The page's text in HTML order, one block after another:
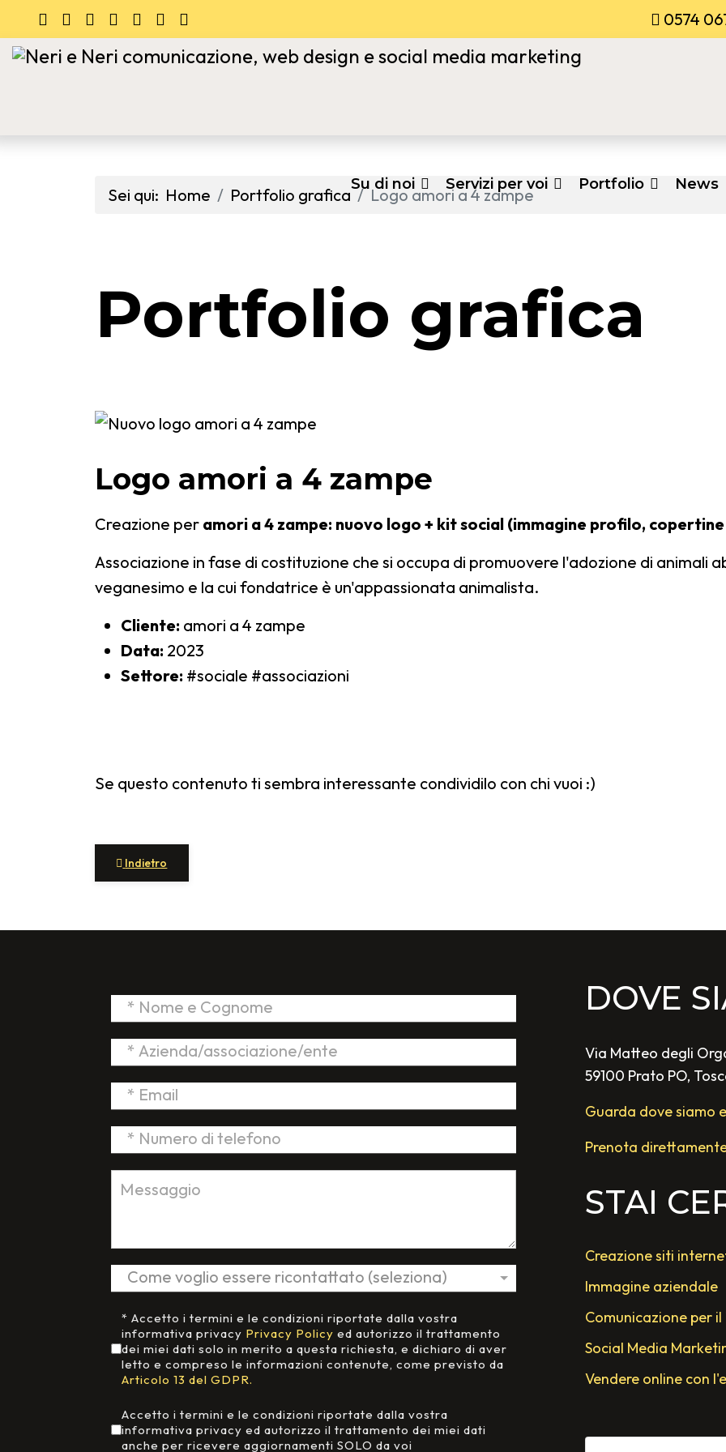
0574
Su di noi Servizi per voi Portfolio News
Sei qui: Home Portfolio grafica Logo amori a 4 zampe
Portfolio grafica
Logo amori a 4 zampe
Creazione per amori a 4 zampe: nuovo logo + kit social (immagine profilo,
Associazione in fase di costituzione che si occupa di promuovere l'adozione di animali
veganesimo e la cui fondatrice è un'appassionata animalista.
Cliente: amori a 4 zampe
Data: 2023
Settore: #sociale #associazioni
Se questo contenuto ti sembra interessante condividilo con chi vuoi :)
Articolo precedente: Nuovo logo Giacomo Bartolozzi
Indietro
Accettazione Privacy*
* Accetto i termini e le condizioni riportate dalla vostra
informativa privacy Privacy Policy ed autorizzo il trattamento
dei miei dati solo in merito a questa richiesta, e dichiaro di aver
letto e compreso le informazioni contenute, come previsto da
Articolo 13 del GDPR.
Aggiornamenti da Neri&Neri
Accetto i termini e le condizioni riportate dalla vostra
informativa privacy ed autorizzo il trattamento dei miei dati
anche per ricevere aggiornamenti SOLO da voi
DOVE
Via Matteo degli
59100 Prato PO,
Guarda dove siamo
Prenota
STAI
Creazione siti
Immagine aziendale
Comunicazione per
Social Media
Vendere online con